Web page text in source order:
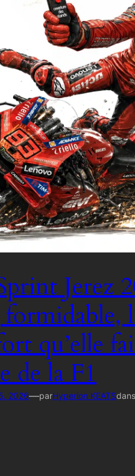
Jerez
qu’elle
de la F1
2026—parHyperion KEATSdans